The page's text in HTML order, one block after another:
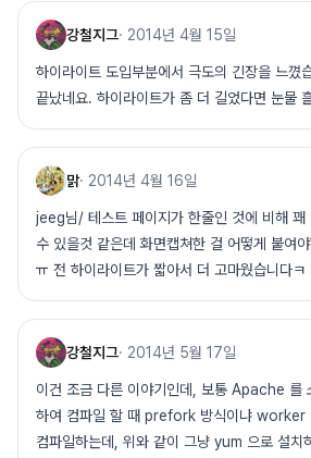
강철지그· 2014년 4월 15일
하이라이트 도입부분에서 극도의 긴장을 느꼈
끝났네요. 하이라이트가 좀 더 길었다면 눈물
맑· 2014년 4월 16일
jeeg님/ 테스트 페이지가 한줄인 것에 비해 꽤
수 있을것 같은데 화면캡쳐한 걸 어떻게 붙여
ㅠ 전 하이라이트가 짧아서 더 고마웠습니다ㅋ
강철지그· 2014년 5월 17일
이건 조금 다른 이야기인데, 보통 Apache 를
하여 컴파일 할 때 prefork 방식이냐 worker
컴파일하는데, 위와 같이 그냥 yum 으로 설치